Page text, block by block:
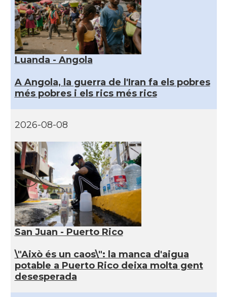
Luanda - Angola
A Angola, la guerra de l'Iran fa els pobres
més pobres i els rics més rics
2026-08-08
San Juan - Puerto Rico
\"Això és un caos\": la manca d'aigua
potable a Puerto Rico deixa molta gent
desesperada